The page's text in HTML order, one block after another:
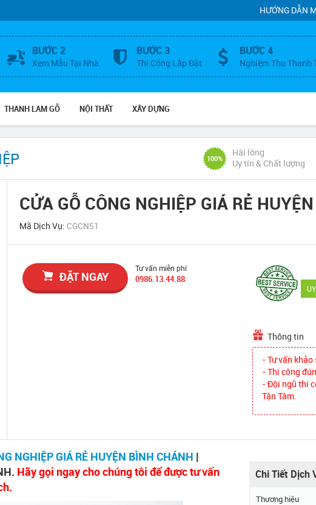
HƯỚNG DẪN
BƯỚC 2
Xem Mẫu Tại Nhà
BƯỚC 3
Thi Công Lắp Đặt
BƯỚC 4
Nghiệm Thu Thanh
THANH LAM GỖ NỘI THẤT XÂY DỰNG
100%
Hài lòng
Uy tín & Chất lượng
CỬA GỖ CÔNG NGHIỆP GIÁ RẺ
Mã Dịch Vụ: CGCN51
ĐẶT NGAY
Tư vấn miễn phí
0986.13.44.88
Thông tin
- Tư vấn
- Thi công
- Đội ngũ thi
Tận Tâm.
NGHIỆP GIÁ RẺ HUYỆN BÌNH CHÁNH |
Hãy gọi ngay cho chúng tôi để được tư vấn
Chi Tiết Dịch
Thương hiệu